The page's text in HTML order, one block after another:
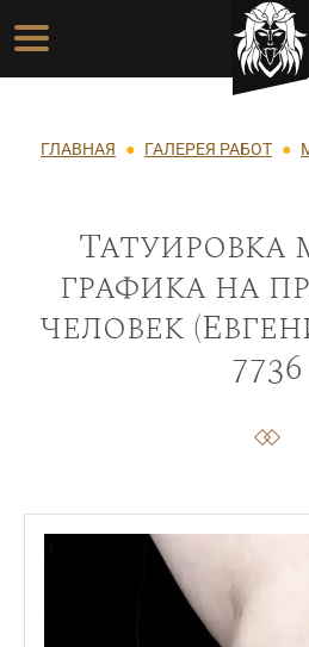
Перейти к основному
Основная
Строка
ГЛАВНАЯ ГАЛЕРЕЯ РАБОТ
Татуировка
графика на
человек
7736